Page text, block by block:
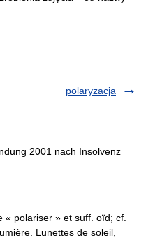
polaryzacja
2001 nach Insolvenz
polariser » et suff. oïd; cf.
Lunettes de soleil,